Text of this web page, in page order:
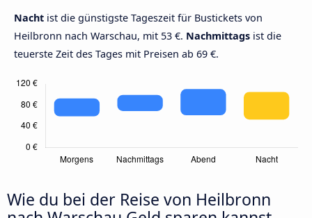
Nacht ist die günstigste Tageszeit für Bustickets von
Heilbronn nach Warschau, mit 53 €. Nachmittags ist die
teuerste Zeit des Tages mit Preisen ab 69 €.
Wie du bei der Reise von Heilbronn